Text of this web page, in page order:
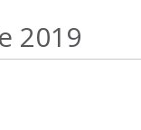
2019